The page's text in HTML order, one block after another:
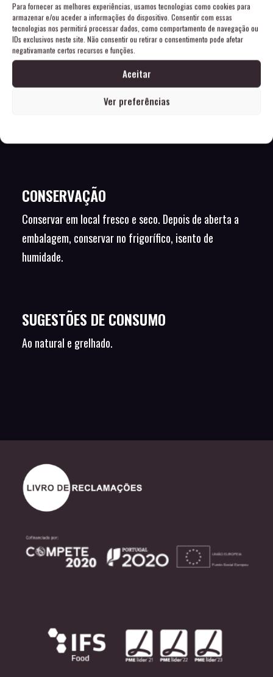
Para fornecer as melhores experiências, usamos tecnologias como cookies para
armazenar e/ou aceder a informações do dispositivo. Consentir com essas
tecnologias nos permitirá processar dados, como comportamento de navegação ou
IDs exclusivos neste site. Não consentir ou retirar o consentimento pode afetar
negativamante certos recursos e funções.
Aceitar
Ver preferências
INFORMAÇÕES
ACONDICIONAMENTO
CONSERVAÇÃO
Conservar em local fresco e seco. Depois de aberta a
embalagem, conservar no frigorífico, isento de
humidade.
SUGESTÕES DE CONSUMO
Ao natural e grelhado.